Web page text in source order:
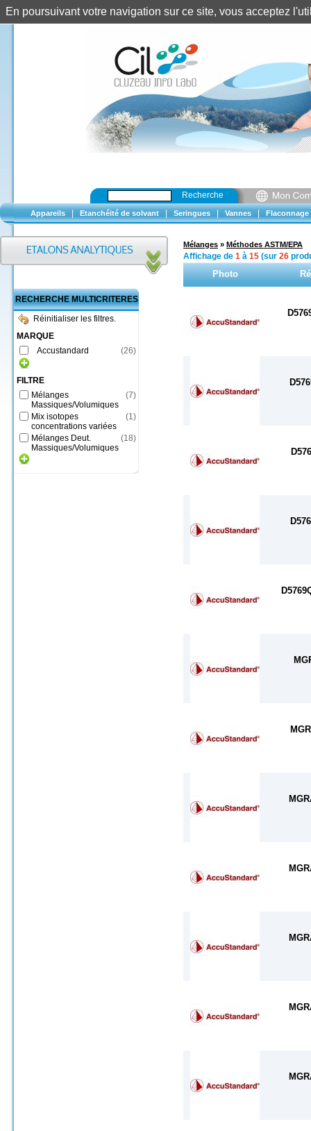
Recherche
Appareils Etanchéité de solvant Seringues Vannes Flaconnage
RECHERCHE MULTICRITERES
Réinitialiser les filtres.
MARQUE
Accustandard
(26)
FILTRE
Mélanges
Massiques/Volumiques
(7)
Mix isotopes
concentrations variées
(1)
Mélanges Deut.
Massiques/Volumiques
(18)
Mélanges » Méthodes ASTM/EPA
Affichage de 1 à 15 (sur 26
Photo
En poursuivant votre navigation sur ce site, vous acceptez